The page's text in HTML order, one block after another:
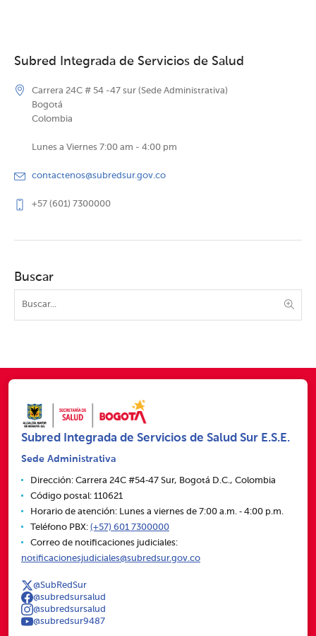
Subred Integrada de Servicios de Salud
Carrera 24C # 54 -47 sur (Sede Administrativa)
Bogotá
Colombia
Lunes a Viernes 7:00 am - 4:00 pm
contactenos@subredsur.gov.co
+57 (601) 7300000
Buscar
Subred Integrada de Servicios de Salud Sur E.S.E.
Sede Administrativa
Dirección: Carrera 24C #54‑47 Sur, Bogotá D.C., Colombia
Código postal: 110621
Horario de atención: Lunes a viernes de 7:00 a.m. ‑ 4:00 p.m.
Teléfono PBX: (+57) 601 7300000
Correo de notificaciones judiciales:
notificacionesjudiciales@subredsur.gov.co
@SubRedSur
@subredsursalud
@subredsursalud
@subredsur9487